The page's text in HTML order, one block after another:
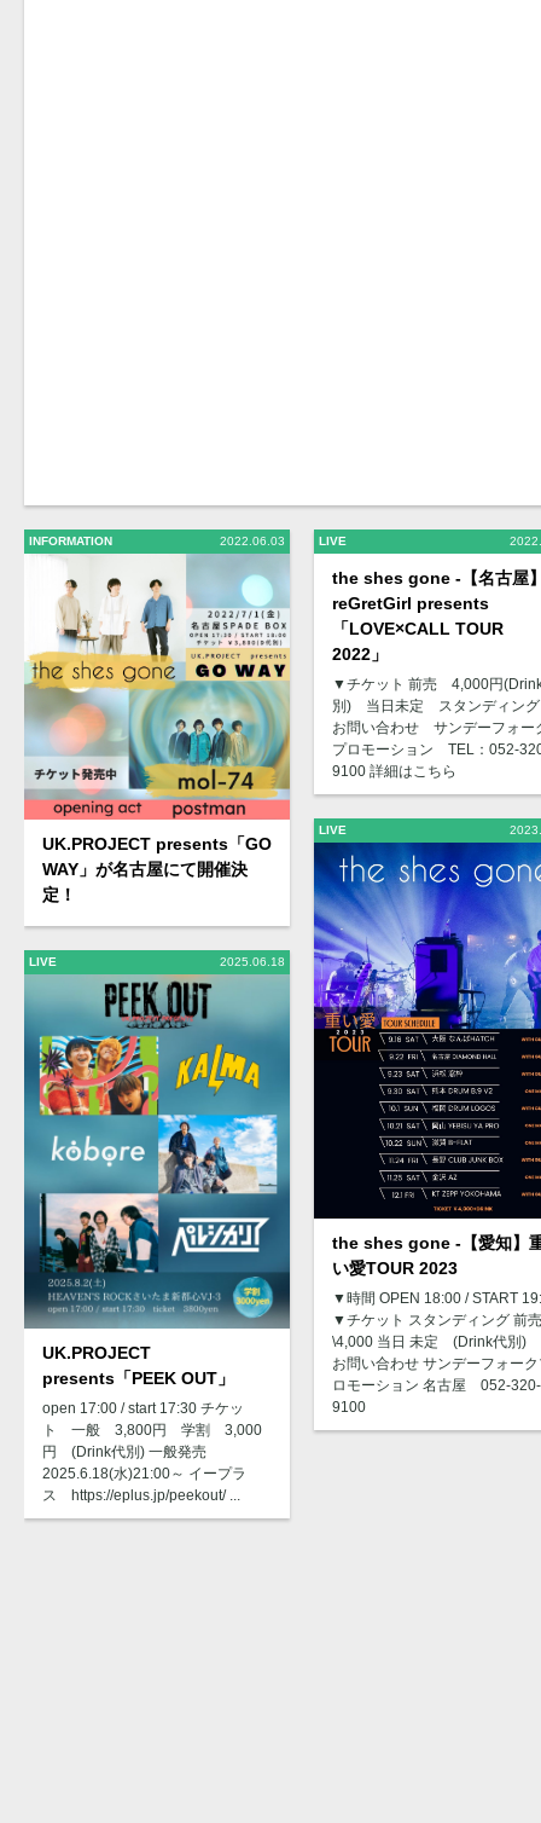
INFORMATION 2022.06.03
UK.PROJECT presents「GO
WAY」が名古屋にて開催決
定！
LIVE 2025.06.18
UK.PROJECT
presents「PEEK OUT」
open 17:00 / start 17:30 チケッ
ト 一般 3,800円 学割 3,000
円 (Drink代別) 一般発売
2025.6.18(水)21:00～ イープラ
ス https://eplus.jp/peekout/ ...
LIVE
the shes gone -【名古屋
reGretGirl presents
「LOVE×CALL TOUR
2022」
▼チケット 前売 4,000円
別) 当日未定 スタンディン
お問い合わせ サンデーフォー
プロモーション TEL：052-
9100 詳細はこちら
LIVE
the shes gone -【愛知】
い愛TOUR 2023
▼時間 OPEN 18:00 / START
▼チケット スタンディング 前売
\4,000 当日 未定 (Drink代別
お問い合わせ サンデーフォー
ロモーション 名古屋 052-320-
9100